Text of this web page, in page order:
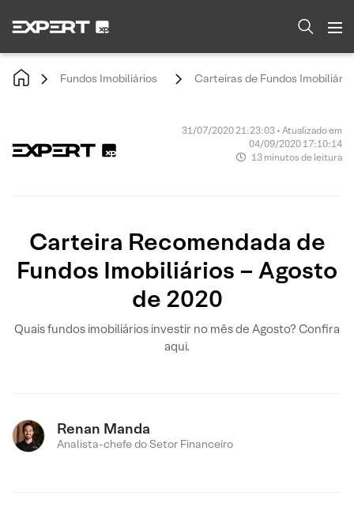
Fundos Imobiliários Carteiras de Fundos
31/07/2020 21:23:03 • Atualizado em
04/09/2020 17:10:14
13 minutos de leitura
Carteira Recomendada de
Fundos Imobiliários – Agosto
de 2020
Quais fundos imobiliários investir no mês de Agosto? Confira
aqui.
Renan Manda
Analista-chefe do Setor Financeiro